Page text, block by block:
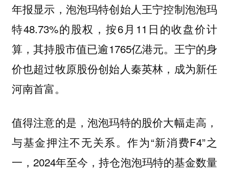
年报显示，泡泡玛特创始人王宁控制泡泡玛
特48.73%的股权，按6月11日的收盘价计
算，其持股市值已逾1765亿港元。王宁的身
价也超过牧原股份创始人秦英林，成为新任
河南首富。
值得注意的是，泡泡玛特的股价大幅走高，
与基金押注不无关系。作为“新消费F4”之
一，2024年至今，持仓泡泡玛特的基金数量